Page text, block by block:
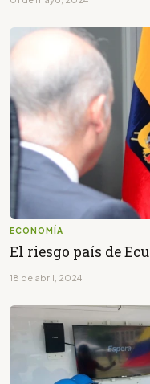
ECONOMÍA
El riesgo país de
18 de abril, 2024